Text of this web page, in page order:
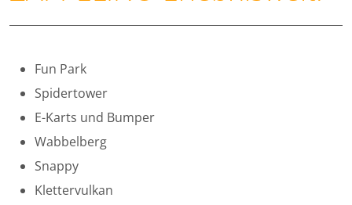
Fun Park
Spidertower
E-Karts und Bumper
Wabbelberg
Snappy
Klettervulkan